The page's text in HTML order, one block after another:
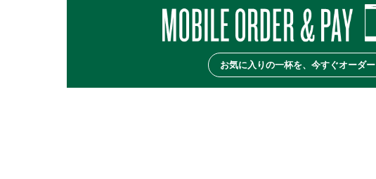
お気に入りの一杯を、今すぐオーダー